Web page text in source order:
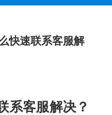
快速联系客服解
系客服解决？